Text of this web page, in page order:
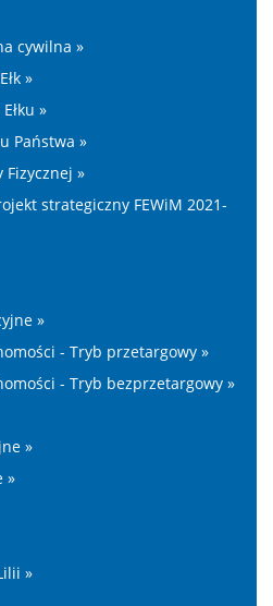
cywilna »
»
»
Państwa »
»
strategiczny FEWiM 2021-
»
- Tryb przetargowy »
- Tryb bezprzetargowy »
»
»
»